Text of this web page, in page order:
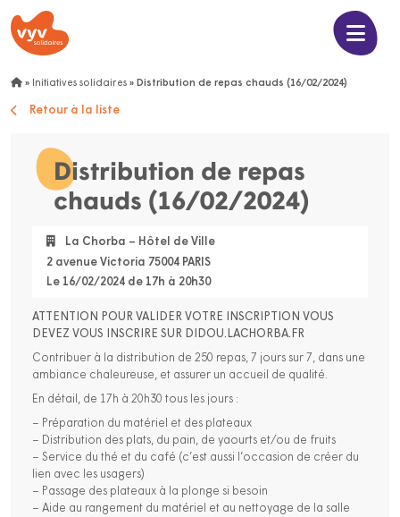
» Initiatives solidaires » Distribution de repas chauds (16/02/2024)
Retour à la liste
Distribution de repas
chauds (16/02/2024)
La Chorba – Hôtel de Ville
2 avenue Victoria 75004 PARIS
Le 16/02/2024 de 17h à 20h30
ATTENTION POUR VALIDER VOTRE INSCRIPTION VOUS
DEVEZ VOUS INSCRIRE SUR DIDOU.LACHORBA.FR
Contribuer à la distribution de 250 repas, 7 jours sur 7, dans une
ambiance chaleureuse, et assurer un accueil de qualité.
En détail, de 17h à 20h30 tous les jours :
– Préparation du matériel et des plateaux
– Distribution des plats, du pain, de yaourts et/ou de fruits
– Service du thé et du café (c’est aussi l’occasion de créer du
lien avec les usagers)
– Passage des plateaux à la plonge si besoin
– Aide au rangement du matériel et au nettoyage de la salle